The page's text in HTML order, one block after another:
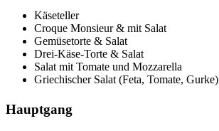
Käseteller
Croque Monsieur & mit Salat
Gemüsetorte & Salat
Drei-Käse-Torte & Salat
Salat mit Tomate und Mozzarella
Griechischer Salat (Feta, Tomate, Gurke)
Hauptgang